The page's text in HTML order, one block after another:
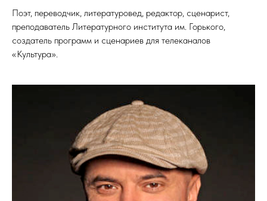
Поэт, переводчик, литературовед, редактор, сценарист,
преподаватель Литературного института им. Горького,
создатель программ и сценариев для телеканалов
«Культура».